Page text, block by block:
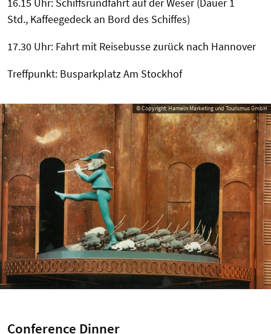
Std., Kaffeegedeck an Bord des Schiffes)
17.30 Uhr: Fahrt mit Reisebusse zurück nach Hannover
Treffpunkt: Busparkplatz Am Stockhof
© Copyright: Hameln Marketing und Tourismus GmbH
Conference Dinner